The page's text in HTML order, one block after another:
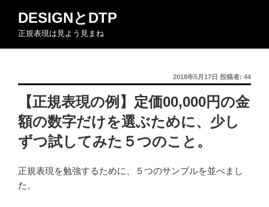
ン
DESIGNとDTP
正規表現は見よう見まね
投
稿
日:
2018年5月17日 投稿者: 44
【正規表現の例】定価00,000円の金
額の数字だけを選ぶために、少し
ずつ試してみた５つのこと。
正規表現を勉強するために、５つのサンプルを並べまし
た。